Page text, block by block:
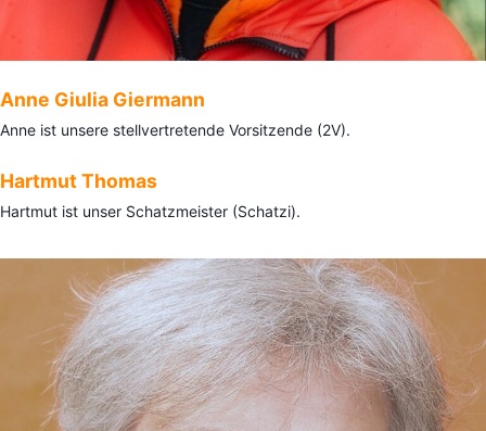
Anne Giulia Giermann
Anne ist unsere stellvertretende Vorsitzende (2V).
Hartmut Thomas
Hartmut ist unser Schatzmeister (Schatzi).